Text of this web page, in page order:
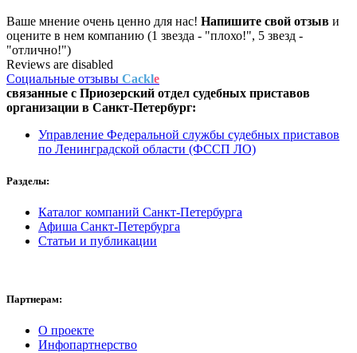
Ваше мнение очень ценно для нас! Напишите свой отзыв и
оцените в нем компанию (1 звезда - "плохо!", 5 звезд -
"отлично!")
Reviews are disabled
Социальные отзывы Cackle
связанные с Приозерский отдел судебных приставов
организации в Санкт-Петербург:
Управление Федеральной службы судебных приставов
по Ленинградской области (ФССП ЛО)
Разделы:
Каталог компаний Санкт-Петербурга
Афиша Санкт-Петербурга
Статьи и публикации
Партнерам:
О проекте
Инфопартнерство